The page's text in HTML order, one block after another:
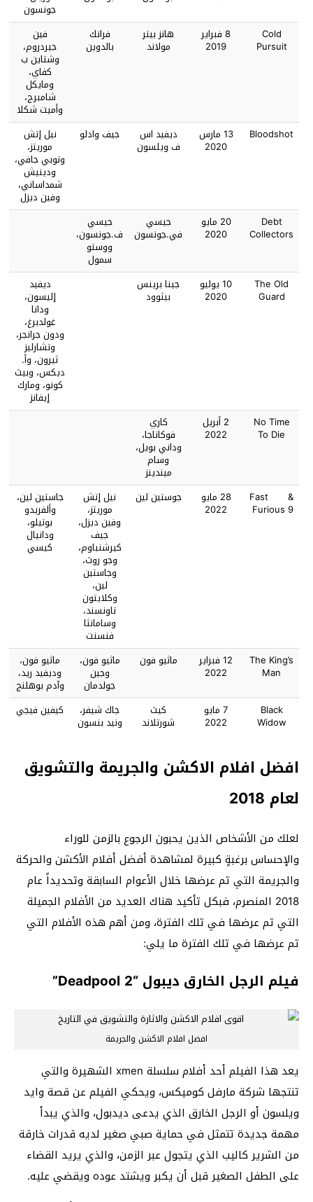
جونسون
Cold
Pursuit
8 فبراير
2019
هانز بيتر
مولاند
فرانك
بالدوين
فين
جيردروم،
وشتاين ب
كفاي،
ومايكل
شامبرج،
وأميت شكلا
Bloodshot
13 مارس
2020
ديفيد اس
ف ويلسون
جيف وادلو نيل إتش
موريتز،
وتوبي جافي،
ودينيش
شمداساني،
وفين ديزل
Debt
Collectors
20 مايو
2020
جيسي
في.جونسون
جيسي
ف.جونسون،
ووستو
سمول
The Old
Guard
10 يوليو
2020
جينا برينس
بيثوود
ديفيد
إليسون،
ودانا
غولدبرغ،
ودون جرانجر،
وتشارليز
ثيرون، وأ.
ديكس، وبيث
كونو، ومارك
إيفانز
No Time
To Die
2 أبريل
2022
كاري
فوكاناجا،
وداني بويل،
وسام
ميندينز
Fast &
Furious 9
28 مايو
2022
جوستين لين نيل إتش
موريتز،
وفين ديزل،
جيف
كيرشنباوم،
وجو روث،
وجاستين
لين،
وكلايتون
تاونسند،
وسامانثا
فنسنت
جاستين لين،
وألفريدو
بوتيلو،
ودانيال
كيسي
The King’s
Man
12 فبراير
2022
ماثيو فون ماثيو فون،
وجين
جولدمان
ماثيو فون،
وديفيد ريد،
وآدم بوهلنج
Black
Widow
7 مايو
2022
كيث
شورتلاند
جاك شيفر،
ونيد بنسون
كيفين فيجي
افضل افلام الاكشن والجريمة والتشويق
لعام 2018
لعلك من الأشخاص الذين يحبون الرجوع بالزمن للوراء
والإحساس برغبةٍ كبيرة لمشاهدة أفضل أفلام الأكشن والحركة
والجريمة التي تم عرضها خلال الأعوام السابقة وتحديداً عام
2018 المنصرم، فبكل تأكيد هناك العديد من الأفلام الجميلة
التي تم عرضها في تلك الفترة، ومن أهم هذه الأفلام التي
تم عرضها في تلك الفترة ما يلي:
فيلم الرجل الخارق ديبول “Deadpool 2”
افضل افلام الاكشن والجريمة
يعد هذا الفيلم أحد أفلام سلسلة xmen الشهيرة والتي
تنتجها شركة مارفل كوميكس، ويحكي الفيلم عن قصة وايد
ويلسون أو الرجل الخارق الذي يدعى ديدبول، والذي يبدأ
مهمة جديدة تتمثل في حماية صبي صغير لديه قدرات خارقة
من الشرير كاليب الذي يتجول عبر الزمن، والذي يريد القضاء
على الطفل الصغير قبل أن يكبر ويشتد عوده ويقضي عليه.